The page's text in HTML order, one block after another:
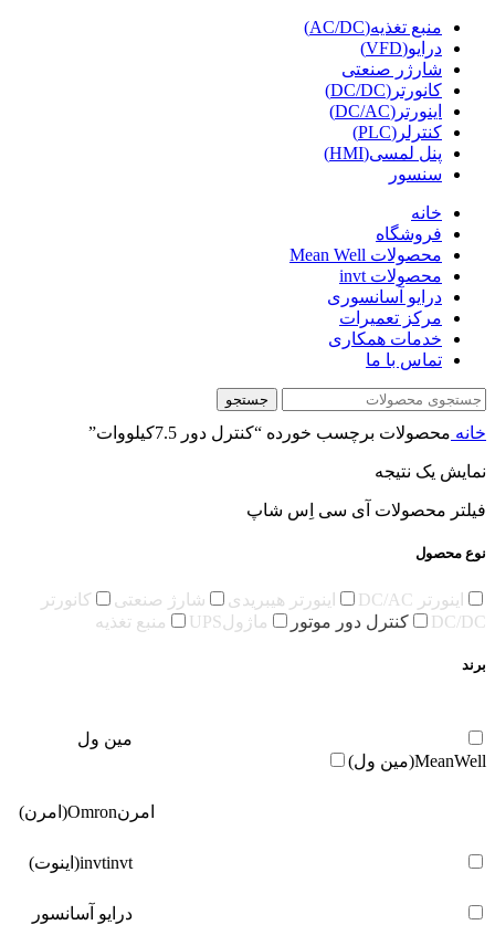
منبع تغذیه(AC/DC)
درایو(VFD)
شارژر صنعتی
کانورتر(DC/DC)
اینورتر(DC/AC)
کنترلر(PLC)
پنل لمسی(HMI)
سنسور
خانه
فروشگاه
محصولات Mean Well
محصولات invt
درایو آسانسوری
مرکز تعمیرات
خدمات همکاری
تماس با ما
جستجو
خانه محصولات برچسب خورده “کنترل دور 7.5کیلووات”
نمایش یک نتیجه
فیلتر محصولات آی سی اِس شاپ
نوع محصول
اینورتر DC/AC اینورتر هیبریدی شارژ صنعتی
کانورتر
DC/DC
کنترل دور موتور ماژولUPS منبع تغذیه
برند
مین ول
MeanWell(مین ول)
امرنOmron(امرن)
invtinvt(اینوت)
درایو آسانسور